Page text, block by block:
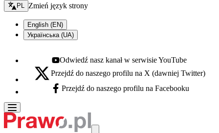
Zmień język - bieżący:
PL Zmień język strony
English (EN)
Українська (UA)
Youtube - otwiera się w nowej karcie
Odwiedź nasz kanał w serwisie YouTube
X - otwiera się w nowej karcie
Przejdź do naszego profilu na X (dawniej Twitter)
Facebook - otwiera się w nowej karcie
Przejdź do naszego profilu na Facebooku